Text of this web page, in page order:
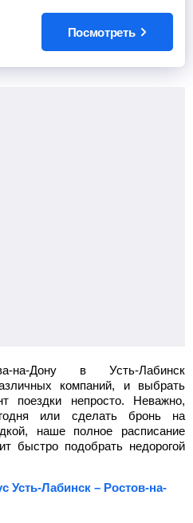
Посмотреть
на-Дону в Усть-Лабинск
компаний, и выбрать
поездки непросто. Неважно,
или сделать бронь на
наше полное расписание
быстро подобрать недорогой
Усть-Лабинск – Ростов-на-